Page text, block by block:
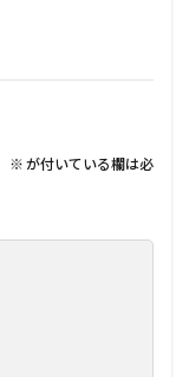
※ が付いている欄は必